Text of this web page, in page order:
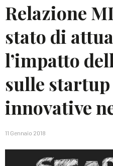
Relazione
stato di
l’impatto
sulle startup
innovative
11 Gennaio 2018